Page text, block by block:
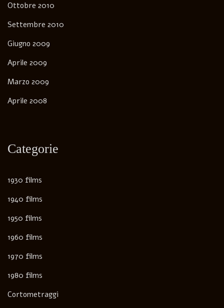
Ottobre 2010
Settembre 2010
Giugno 2009
Aprile 2009
Marzo 2009
Aprile 2008
Categorie
1930 films
1940 films
1950 films
1960 films
1970 films
1980 films
Cortometraggi